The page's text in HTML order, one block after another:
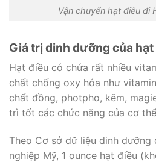
Vận chuyển hạt điều đi
Giá trị dinh dưỡng của
Hạt điều có chứa rất nhiều
chất chống oxy hóa như
chất đồng, photpho, kẽm,
trì tốt các chức năng của cơ
Theo Cơ sở dữ liệu dinh dưỡng
nghiệp Mỹ, 1 ounce hạt điều